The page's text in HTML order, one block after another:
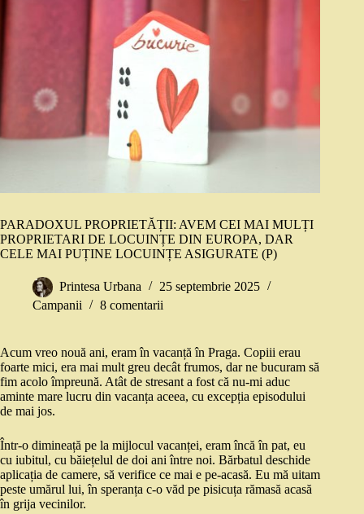
PARADOXUL PROPRIETĂȚII: AVEM CEI MAI MULȚI
PROPRIETARI DE LOCUINȚE DIN EUROPA, DAR
CELE MAI PUȚINE LOCUINȚE ASIGURATE (P)
Printesa Urbana
25 septembrie 2025
Campanii
8 comentarii
Acum vreo nouă ani, eram în vacanță în Praga. Copiii erau
foarte mici, era mai mult greu decât frumos, dar ne bucuram să
fim acolo împreună. Atât de stresant a fost că nu-mi aduc
aminte mare lucru din vacanța aceea, cu excepția episodului
de mai jos.
Într-o dimineață pe la mijlocul vacanței, eram încă în pat, eu
cu iubitul, cu băiețelul de doi ani între noi. Bărbatul deschide
aplicația de camere, să verifice ce mai e pe-acasă. Eu mă uitam
peste umărul lui, în speranța c-o văd pe pisicuța rămasă acasă
în grija vecinilor.